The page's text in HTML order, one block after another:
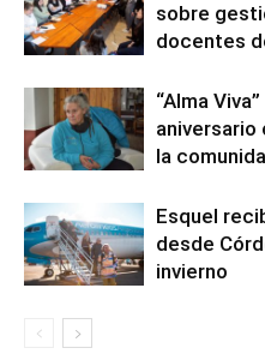
sobre
docentes
“Alma
aniversario
la
Esquel
desde
invierno